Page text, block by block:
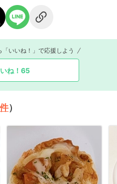
いいね！」で応援しよう
ね！ 65
件）